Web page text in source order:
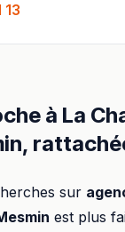
à La
,
sur
est plus